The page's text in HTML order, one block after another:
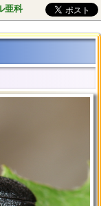
亜科